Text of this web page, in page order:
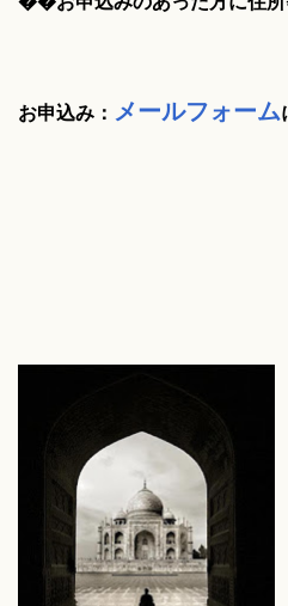
お申込み： メールフォーム